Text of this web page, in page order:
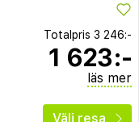
Totalpris 3 246:-
1 623:-
läs mer
Välj resa